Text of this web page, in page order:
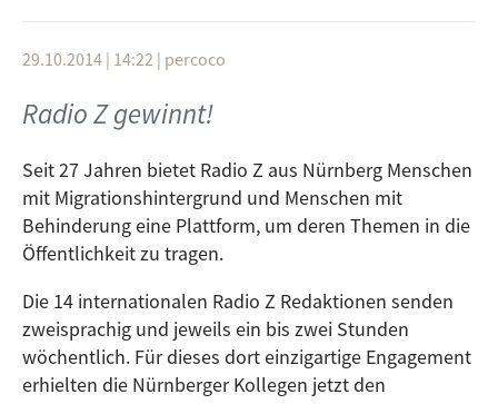
München. Als vorrangiges Ziel wurde festgelegt, die
freie Radioszene zu stärken, um in der Öffentlichkeit
besser wahrgenommen zu werden. Die drei
Ehrenamtlichen betrieben werden, senden seit mehr
als 25 Jahren auf UKW und sind auch über das
Internet zu hören.
länderübergreifend in Ulm und Neu-Ulm aktiv. Anders
als in Bayern wurden in Baden-Württemberg
nichtkommerzielle Lizenznehmer schon in den 90er
Jahren unter einer CDU-Regierung und mit
29.10.2014 | 14:22 | percoco
Radio Z gewinnt!
Seit 27 Jahren bietet Radio Z aus Nürnberg Menschen
mit Migrationshintergrund und Menschen mit
Behinderung eine Plattform, um deren Themen in die
Öffentlichkeit zu tragen.
Die 14 internationalen Radio Z Redaktionen senden
zweisprachig und jeweils ein bis zwei Stunden
wöchentlich. Für dieses dort einzigartige Engagement
erhielten die Nürnberger Kollegen jetzt den